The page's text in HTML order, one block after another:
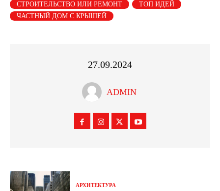
СТРОИТЕЛЬСТВО ИЛИ РЕМОНТ
ТОП ИДЕЙ
ЧАСТНЫЙ ДОМ С КРЫШЕЙ
27.09.2024
ADMIN
АРХИТЕКТУРА